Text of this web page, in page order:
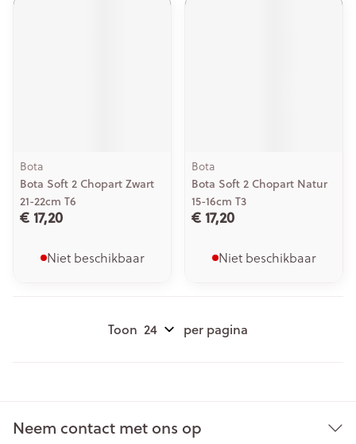
Bota
Bota Soft 2 Chopart Zwart
21-22cm T6
€ 17,20
Niet beschikbaar
Bota
Bota Soft 2 Chopart Natur
15-16cm T3
€ 17,20
Niet beschikbaar
Toon per pagina
Neem contact met ons op